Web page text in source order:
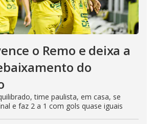
o Remo e deixa a
do
time paulista, em casa, se
e faz 2 a 1 com gols quase iguais